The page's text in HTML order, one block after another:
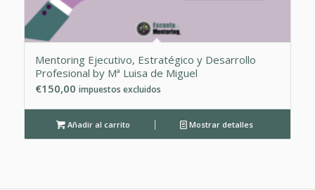
Mentoring Ejecutivo, Estratégico y Desarrollo
Profesional by Mª Luisa de Miguel
€150,00 impuestos excluidos
Añadir al carrito Mostrar detalles